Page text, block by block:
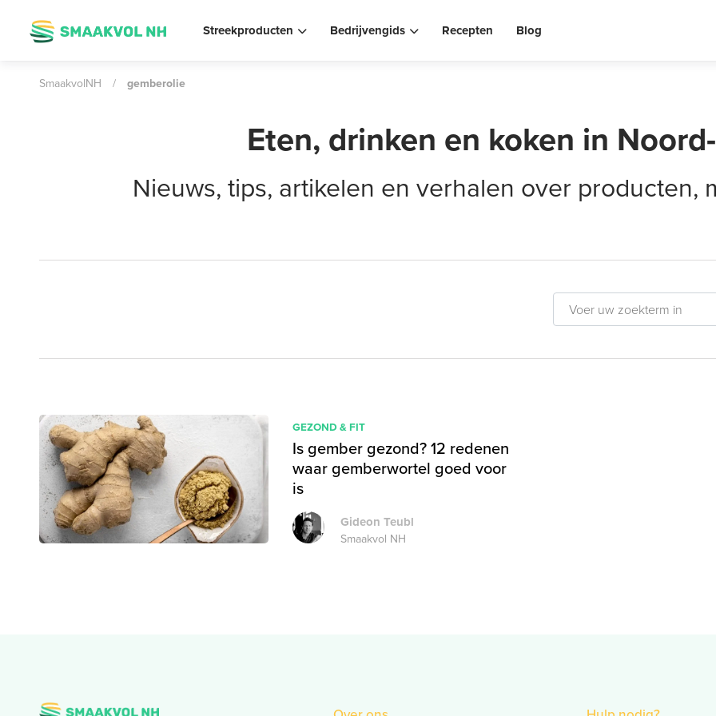
Streekproducten Bedrijvengids Recepten Blog
SmaakvolNH / gemberolie
Eten, drinken en koken in
Nieuws, tips, artikelen en verhalen over producten,
GEZOND & FIT
Is gember gezond? 12 redenen
waar gemberwortel goed voor
is
Gideon Teubl
Smaakvol NH